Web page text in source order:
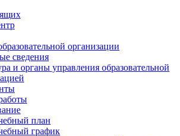
организации
сведения
и органы управления образовательной
план
график